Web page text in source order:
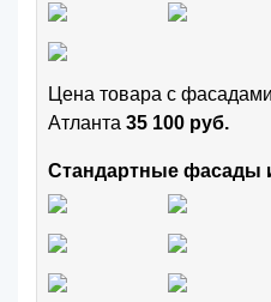
Цена товара с
Атланта 35 100 руб.
Стандартные фасады